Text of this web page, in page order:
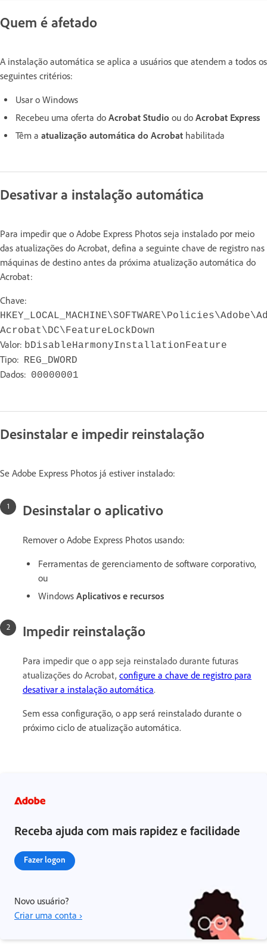
Quem é afetado
A instalação automática se aplica a usuários que atendem a todos os
seguintes critérios:
Usar o Windows
Recebeu uma oferta do Acrobat Studio ou do Acrobat Express
Têm a atualização automática do Acrobat habilitada
Desativar a instalação automática
Para impedir que o Adobe Express Photos seja instalado por meio
das atualizações do Acrobat, defina a seguinte chave de registro nas
máquinas de destino antes da próxima atualização automática do
Acrobat:
Chave:
Acrobat\DC\FeatureLockDown
Valor: bDisableHarmonyInstallationFeature
Tipo: REG_DWORD
Dados: 00000001
Desinstalar e impedir reinstalação
Se Adobe Express Photos já estiver instalado:
Desinstalar o aplicativo
Remover o Adobe Express Photos usando:
Ferramentas de gerenciamento de software corporativo,
ou
Windows Aplicativos e recursos
Impedir reinstalação
Para impedir que o app seja reinstalado durante futuras
atualizações do Acrobat, configure a chave de registro para
desativar a instalação automática.
Sem essa configuração, o app será reinstalado durante o
próximo ciclo de atualização automática.
Receba ajuda com mais rapidez e facilidade
Fazer logon
Novo usuário?
Criar uma conta ›